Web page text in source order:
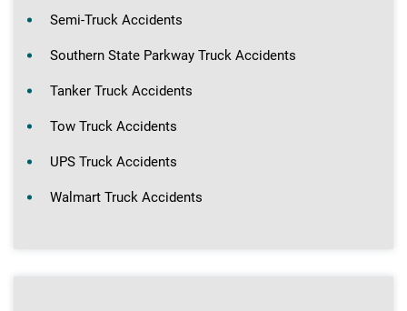
Semi-Truck Accidents
Southern State Parkway Truck Accidents
Tanker Truck Accidents
Tow Truck Accidents
UPS Truck Accidents
Walmart Truck Accidents